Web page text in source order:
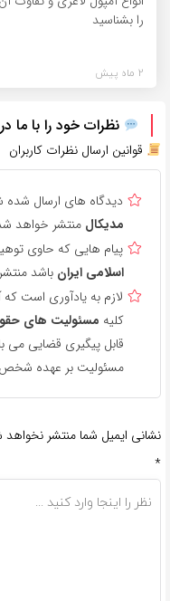
را بشناسید
2 ماه پیش
نظرات خود را با ما
قوانین ارسال نظرات کاربران
دیدگاه های ارسال
مدیکال منتشر خواهد
پیام هایی که حاوی
اسلامی ایران باشد
لازم به یادآوری
کلیه مسئولیت های
قابل پیگیری قضایی
مسئولیت بر عهده شخص
نشانی ایمیل شما منتشر
*